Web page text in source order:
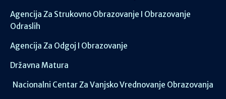
Agencija Za Strukovno Obrazovanje I Obrazovanje
Odraslih
Agencija Za Odgoj I Obrazovanje
Državna Matura
Nacionalni Centar Za Vanjsko Vrednovanje Obrazovanja